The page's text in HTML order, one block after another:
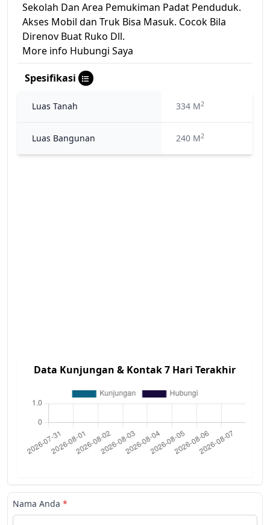
Sekolah Dan Area Pemukiman Padat Penduduk.
Akses Mobil dan Truk Bisa Masuk. Cocok Bila
Direnov Buat Ruko Dll.
More info Hubungi Saya
Spesifikasi
Luas Tanah 334 M2
Luas Bangunan 240 M2
Data Kunjungan & Kontak 7 Hari Terakhir
Nama Anda *